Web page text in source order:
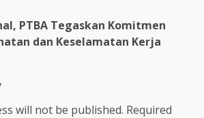
PTBA Tegaskan Komitmen
dan Keselamatan Kerja
will not be published. Required